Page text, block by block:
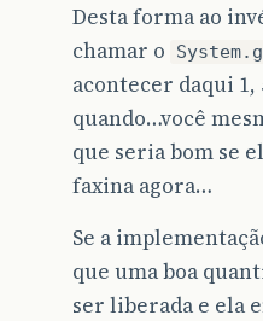
Desta forma ao
chamar o
acontecer daqui 1,
quando…você
que seria bom se
faxina agora…
Se a
que uma boa
ser liberada e ela